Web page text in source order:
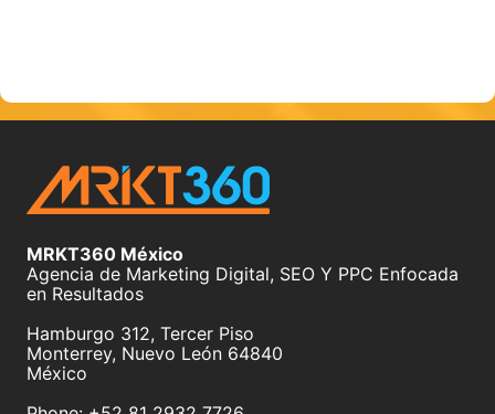
MRKT360 México
Agencia de Marketing Digital, SEO Y PPC Enfocada
en Resultados
Hamburgo 312, Tercer Piso
Monterrey, Nuevo León 64840
México